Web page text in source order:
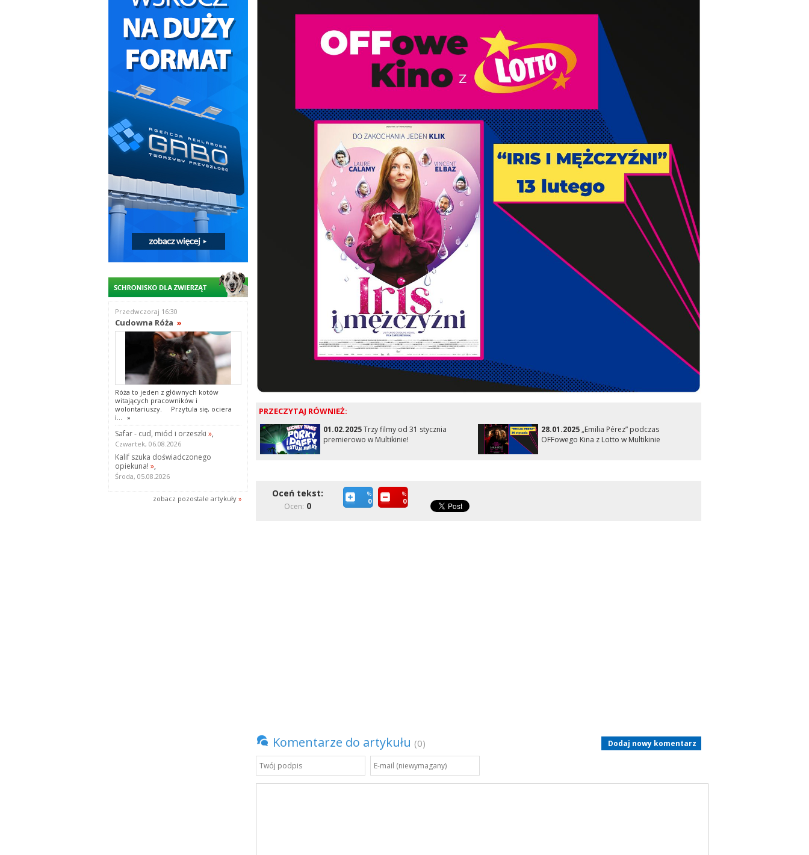
Przedwczoraj 16:30
Cudowna Róża »
Róża to jeden z głównych kotów
witających pracowników i
wolontariuszy. Przytula się, ociera
i... »
Safar - cud, miód i orzeszki »,
Czwartek, 06.08.2026
Kalif szuka doświadczonego
opiekuna! »,
Środa, 05.08.2026
zobacz pozostale artykuły »
PRZECZYTAJ RÓWNIEŻ:
01.02.2025Trzy filmy od 31 stycznia
premierowo w Multikinie!
28.01.2025„Emilia Pérez” podczas
OFFowego Kina z Lotto w Multikinie
Oceń tekst:
Ocen: 0
%
0
%
0
Komentarze do artykułu (0) Dodaj nowy komentarz